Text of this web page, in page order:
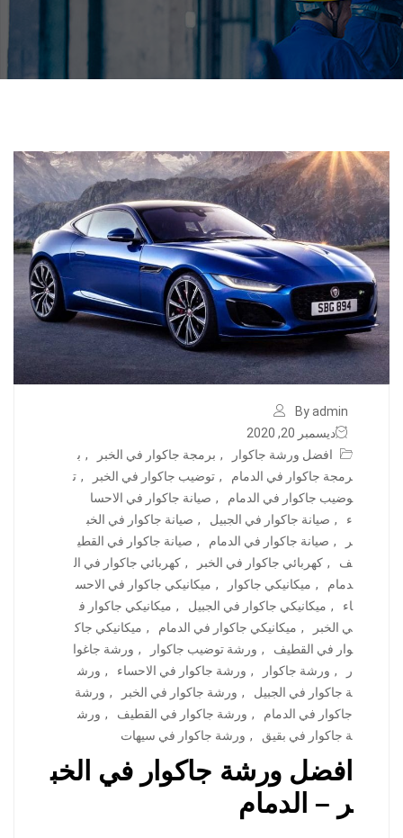
By admin
ديسمبر 20, 2020
افضل ورشة جاكوار
, برمجة جاكوار في الخبر , ب
رمجة جاكوار في الدمام
, توضيب جاكوار في الخبر , ت
وضيب جاكوار في الدمام
, صيانة جاكوار في الاحسا
ء
, صيانة جاكوار في الجبيل , صيانة جاكوار في الخب
ر
, صيانة جاكوار في الدمام , صيانة جاكوار في القطي
ف
, كهربائي جاكوار في الخبر , كهربائي جاكوار في ال
دمام
, ميكانيكي جاكوار , ميكانيكي جاكوار في الاحس
اء
, ميكانيكي جاكوار في الجبيل , ميكانيكي جاكوار ف
ي الخبر
, ميكانيكي جاكوار في الدمام , ميكانيكي جاك
وار في القطيف
, ورشة توضيب جاكوار , ورشة جاغوا
ر
, ورشة جاكوار , ورشة جاكوار في الاحساء , ورش
ة جاكوار في الجبيل
, ورشة جاكوار في الخبر , ورشة
جاكوار في الدمام
, ورشة جاكوار في القطيف , ورش
ة جاكوار في بقيق
, ورشة جاكوار في سيهات
افضل ورشة جاكوار في الخب
ر – الدمام